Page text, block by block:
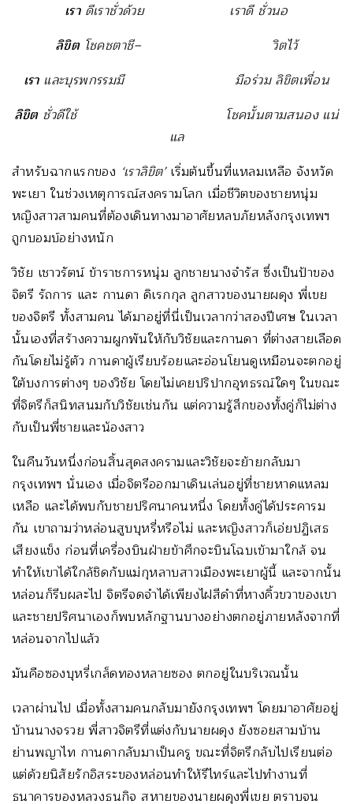
เราดีเราชั่วด้วย เราดี ชั่วนอ
ลิขิตโชคชตาชี– วิตไว้
เราและบุรพกรรมมี มือร่วม ลิขิตเพื่อน
ลิขิตชั่วดีใช้ โชคนั้นตามสนอง แน่
แล
สำหรับฉากแรกของ ‘เราลิขิต’เริ่มต้นขึ้นที่แหลมเหลือ จังหวัด
พะเยา ในช่วงเหตุการณ์สงครามโลก เมื่อชีวิตของชายหนุ่ม
หญิงสาวสามคนที่ต้องเดินทางมาอาศัยหลบภัยหลังกรุงเทพฯ
ถูกบอมบ์อย่างหนัก
วิชัย เชาวรัตน์ ข้าราชการหนุ่ม ลูกชายนางจำรัส ซึ่งเป็นป้าของ
จิตรี รัถการ และ กานดา ดิเรกกุล ลูกสาวของนายผดุง พี่เขย
ของจิตรี ทั้งสามคน ได้มาอยู่ที่นี่เป็นเวลากว่าสองปีเศษ ในเวลา
นั้นเองที่สร้างความผูกพันให้กับวิชัยและกานดา ที่ต่างสายเลือด
กันโดยไม่รู้ตัว กานดาผู้เรียบร้อยและอ่อนโยนดูเหมือนจะตกอยู่
ใต้บงการต่างๆ ของวิชัย โดยไม่เคยปริปากอุทธรณ์ใดๆ ในขณะ
ที่จิตรีก็สนิทสนมกับวิชัยเช่นกัน แต่ความรู้สึกของทั้งคู่ก็ไม่ต่าง
กับเป็นพี่ชายและน้องสาว
ในคืนวันหนึ่งก่อนสิ้นสุดสงครามและวิชัยจะย้ายกลับมา
กรุงเทพฯ นั่นเอง เมื่อจิตรีออกมาเดินเล่นอยู่ที่ชายหาดแหลม
เหลือ และได้พบกับชายปริศนาคนหนึ่ง โดยทั้งคู่ได้ประคารม
กัน เขาถามว่าหล่อนสูบบุหรี่หรือไม่ และหญิงสาวก็เอ่ยปฏิเสธ
เสียงแข็ง ก่อนที่เครื่องบินฝ่ายข้าศึกจะบินโฉบเข้ามาใกล้ จน
ทำให้เขาได้ใกล้ชิดกับแม่กุหลาบสาวเมืองพะเยาผู้นี้ และจากนั้น
หล่อนก็รีบผละไป จิตรีจดจำได้เพียงไฝสีดำที่หางคิ้วขวาของเขา
และชายปริศนาเองก็พบหลักฐานบางอย่างตกอยู่ภายหลังจากที่
หล่อนจากไปแล้ว
มันคือซองบุหรี่เกล็ดทองหลายซอง ตกอยู่ในบริเวณนั้น
เวลาผ่านไป เมื่อทั้งสามคนกลับมายังกรุงเทพฯ โดยมาอาศัยอยู่
บ้านนางจรวย พี่สาวจิตรีที่แต่งกับนายผดุง ยังซอยสามบ้าน
ย่านพญาไท กานดากลับมาเป็นครู ขณะที่จิตรีกลับไปเรียนต่อ
แต่ด้วยนิสัยรักอิสระของหล่อนทำให้รีไทร์และไปทำงานที่
ธนาคารของหลวงธนกิจ สหายของนายผดุงพี่เขย ตราบจน